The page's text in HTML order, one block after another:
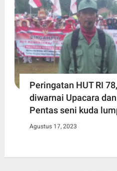
Peringatan HUT RI
diwarnai Upacara
Pentas seni kuda
Agustus 17, 2023